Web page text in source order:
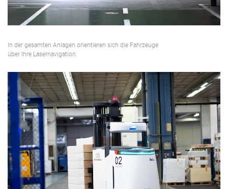
In der gesamten Anlagen orientieren sich die Fahrzeuge
über Ihre Lasernavigation.